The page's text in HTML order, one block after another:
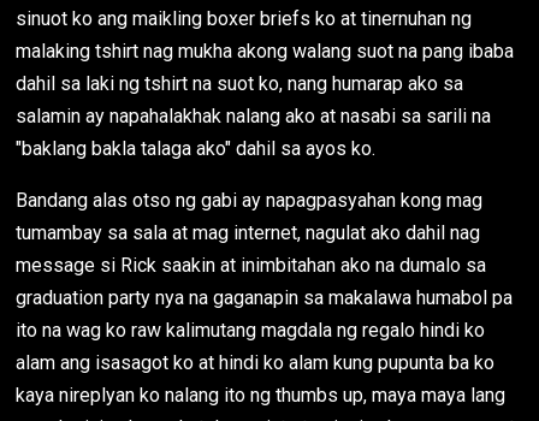
sinuot ko ang maikling boxer briefs ko at tinernuhan ng
malaking tshirt nag mukha akong walang suot na pang ibaba
dahil sa laki ng tshirt na suot ko, nang humarap ako sa
salamin ay napahalakhak nalang ako at nasabi sa sarili na
"baklang bakla talaga ako" dahil sa ayos ko.
Bandang alas otso ng gabi ay napagpasyahan kong mag
tumambay sa sala at mag internet, nagulat ako dahil nag
message si Rick saakin at inimbitahan ako na dumalo sa
graduation party nya na gaganapin sa makalawa humabol pa
ito na wag ko raw kalimutang magdala ng regalo hindi ko
alam ang isasagot ko at hindi ko alam kung pupunta ba ko
kaya nireplyan ko nalang ito ng thumbs up, maya maya lang